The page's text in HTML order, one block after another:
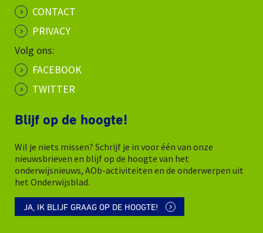
CONTACT
PRIVACY
Volg ons:
FACEBOOK
TWITTER
Blijf op de hoogte!
Wil je niets missen? Schrijf je in voor één van onze
nieuwsbrieven en blijf op de hoogte van het
onderwijsnieuws, AOb-activiteiten en de onderwerpen uit
het Onderwijsblad.
JA, IK BLIJF GRAAG OP DE HOOGTE!